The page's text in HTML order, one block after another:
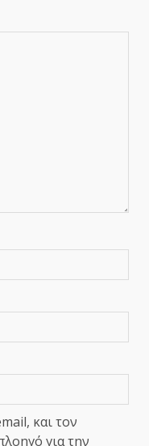
και τον
για την